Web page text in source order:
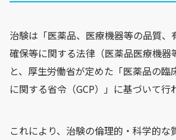
治験は「医薬品、医療機器等の品質、
確保等に関する法律（医薬品医療機器
と、厚生労働省が定めた「医薬品の臨
に関する省令（GCP）」に基づいて行
これにより、治験の倫理的・科学的な